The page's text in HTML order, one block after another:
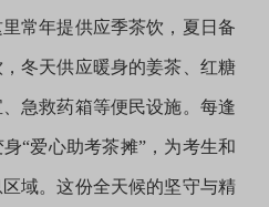
常年提供应季茶饮，夏日备
冬天供应暖身的姜茶、红糖
急救药箱等便民设施。每逢
“爱心助考茶摊”，为考生和
域。这份全天候的坚守与精